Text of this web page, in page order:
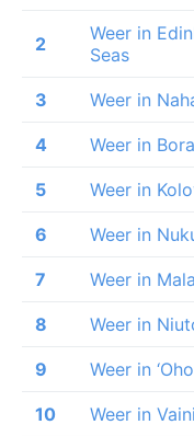
2
Weer in
Seas
3 Weer in
4 Weer in
5 Weer in
6 Weer in
7 Weer in
8 Weer in
9 Weer in
10 Weer in Vaini